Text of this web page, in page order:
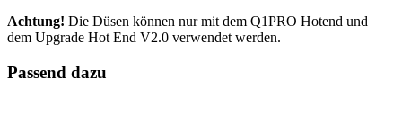
Achtung! Die Düsen können nur mit dem Q1PRO Hotend und
dem Upgrade Hot End V2.0 verwendet werden.
Passend dazu